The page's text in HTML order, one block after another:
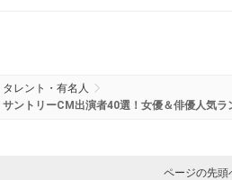
タレント・有名人
サントリーCM出演者40選！女優＆俳優人気ラ
ページの先頭